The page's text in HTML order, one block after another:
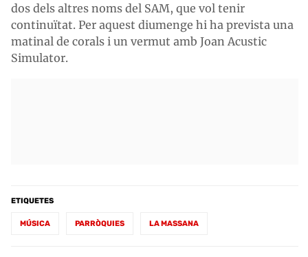
dos dels altres noms del SAM, que vol tenir
continuïtat. Per aquest diumenge hi ha prevista una
matinal de corals i un vermut amb Joan Acustic
Simulator.
ETIQUETES
MÚSICA PARRÒQUIES LA MASSANA